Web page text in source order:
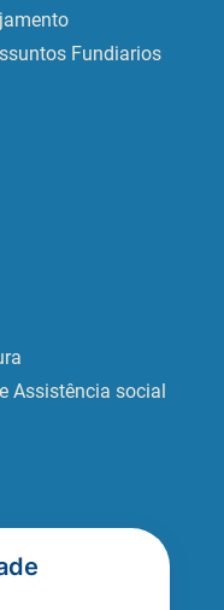
Fundiarios
Assistência social